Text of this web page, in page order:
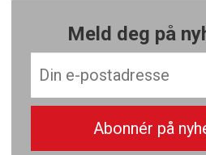
Meld deg på